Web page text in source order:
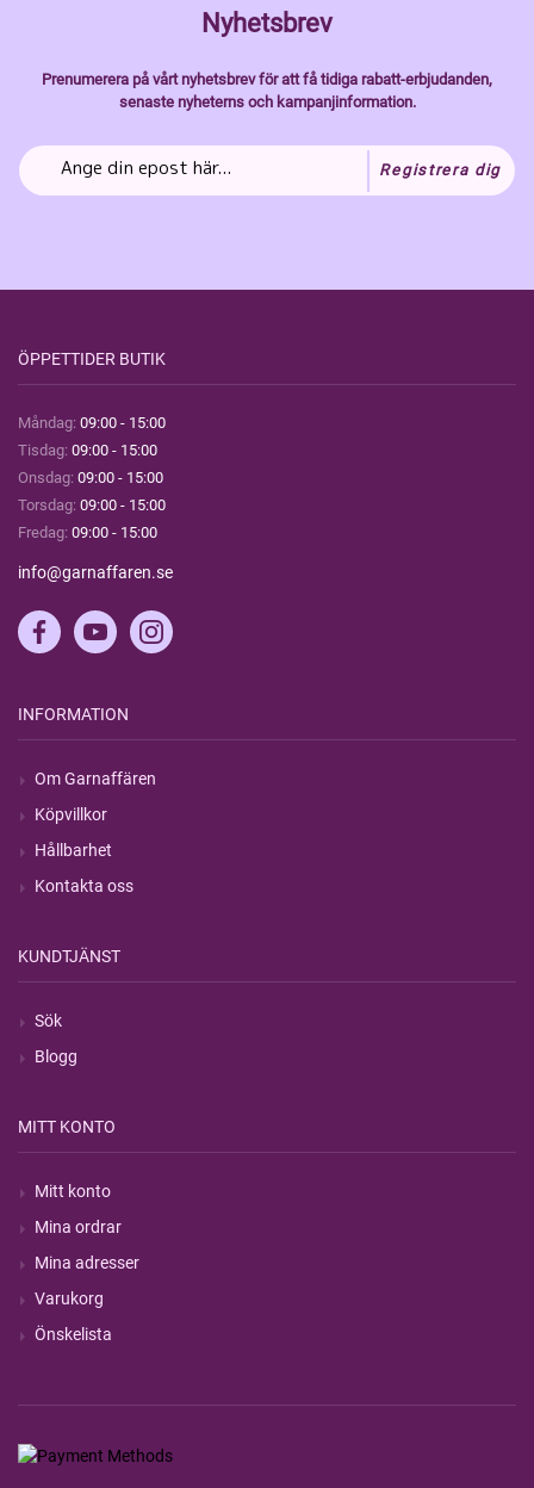
Nyhetsbrev
Prenumerera på vårt nyhetsbrev för att få tidiga rabatt-erbjudanden,
senaste nyheterns och kampanjinformation.
Registrera dig
ÖPPETTIDER BUTIK
Måndag: 09:00 - 15:00
Tisdag: 09:00 - 15:00
Onsdag: 09:00 - 15:00
Torsdag: 09:00 - 15:00
Fredag: 09:00 - 15:00
info@garnaffaren.se
INFORMATION
Om Garnaffären
Köpvillkor
Hållbarhet
Kontakta oss
KUNDTJÄNST
Sök
Blogg
MITT KONTO
Mitt konto
Mina ordrar
Mina adresser
Varukorg
Önskelista